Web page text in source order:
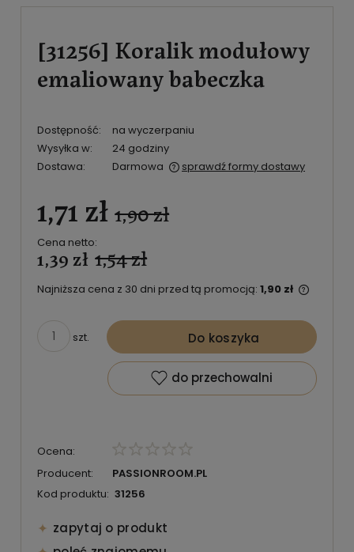
[31256] Koralik modułowy
emaliowany babeczka
Dostępność:
na wyczerpaniu
Wysyłka w:
24 godziny
Dostawa:
Darmowa
sprawdź formy dostawy
1,71 zł 1,90 zł
Cena netto:
1,39 zł 1,54 zł
Najniższa cena z 30 dni przed tą promocją: 1,90 zł
cena
szt. Do koszyka
do przechowalni
Ocena:
Producent:
PASSIONROOM.PL
Kod produktu: 31256
zapytaj o produkt